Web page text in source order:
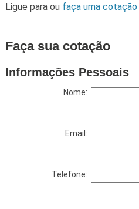
Ligue para ou faça uma cotação
Faça sua cotação
Informações Pessoais
Nome:
Email:
Telefone: